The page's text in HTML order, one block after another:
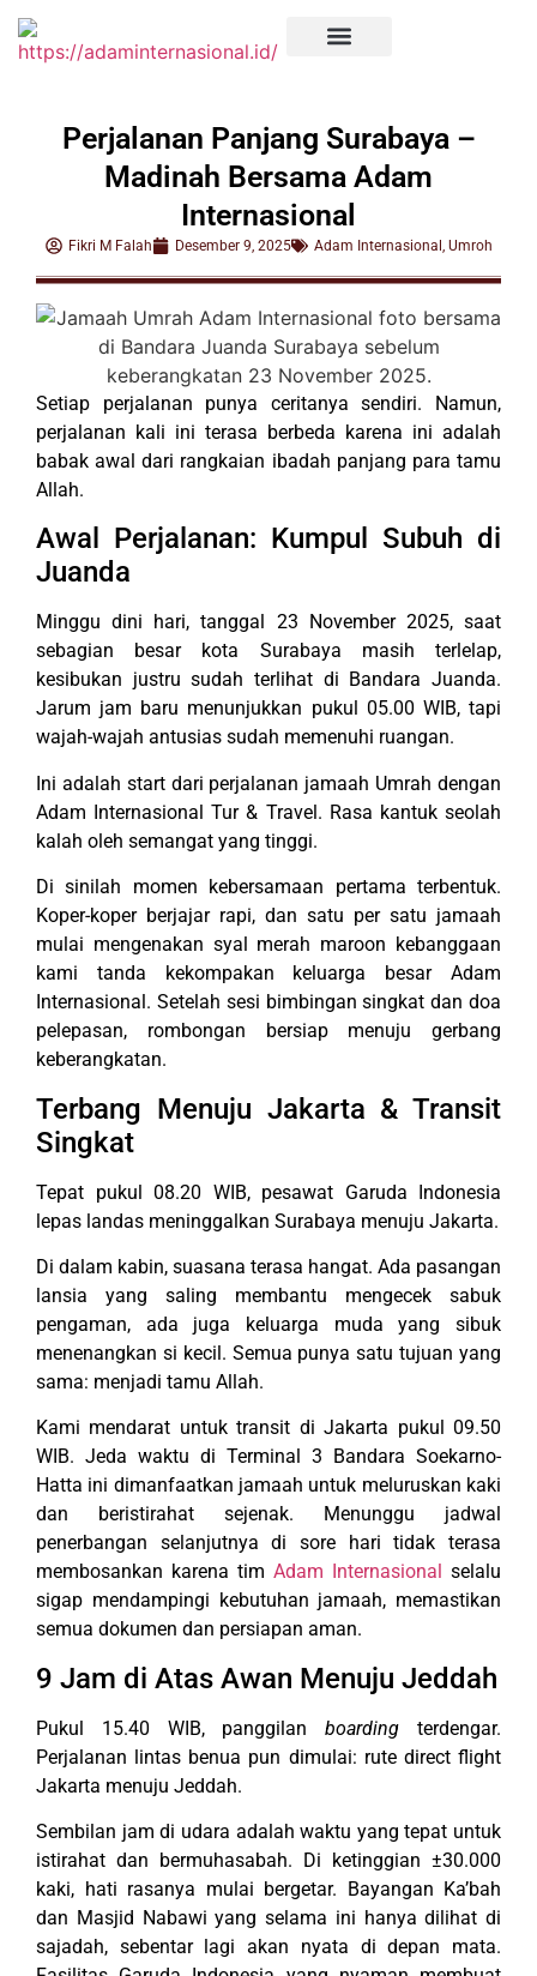
Perjalanan Panjang Surabaya –
Madinah Bersama Adam
Internasional
Fikri M Falah Desember 9, 2025 Adam Internasional , Umroh
Setiap perjalanan punya ceritanya sendiri. Namun,
perjalanan kali ini terasa berbeda karena ini adalah
babak awal dari rangkaian ibadah panjang para tamu
Allah.
Awal Perjalanan: Kumpul Subuh di
Juanda
Minggu dini hari, tanggal 23 November 2025, saat
sebagian besar kota Surabaya masih terlelap,
kesibukan justru sudah terlihat di Bandara Juanda.
Jarum jam baru menunjukkan pukul 05.00 WIB, tapi
wajah-wajah antusias sudah memenuhi ruangan.
Ini adalah start dari perjalanan jamaah Umrah dengan
Adam Internasional Tur & Travel. Rasa kantuk seolah
kalah oleh semangat yang tinggi.
Di sinilah momen kebersamaan pertama terbentuk.
Koper-koper berjajar rapi, dan satu per satu jamaah
mulai mengenakan syal merah maroon kebanggaan
kami tanda kekompakan keluarga besar Adam
Internasional. Setelah sesi bimbingan singkat dan doa
pelepasan, rombongan bersiap menuju gerbang
keberangkatan.
Terbang Menuju Jakarta & Transit
Singkat
Tepat pukul 08.20 WIB, pesawat Garuda Indonesia
lepas landas meninggalkan Surabaya menuju Jakarta.
Di dalam kabin, suasana terasa hangat. Ada pasangan
lansia yang saling membantu mengecek sabuk
pengaman, ada juga keluarga muda yang sibuk
menenangkan si kecil. Semua punya satu tujuan yang
sama: menjadi tamu Allah.
Kami mendarat untuk transit di Jakarta pukul 09.50
WIB. Jeda waktu di Terminal 3 Bandara Soekarno-
Hatta ini dimanfaatkan jamaah untuk meluruskan kaki
dan beristirahat sejenak. Menunggu jadwal
penerbangan selanjutnya di sore hari tidak terasa
membosankan karena tim Adam Internasional
selalu
sigap mendampingi kebutuhan jamaah, memastikan
semua dokumen dan persiapan aman.
9 Jam di Atas Awan Menuju Jeddah
Pukul 15.40 WIB, panggilanboarding terdengar.
Perjalanan lintas benua pun dimulai: rute direct flight
Jakarta menuju Jeddah.
Sembilan jam di udara adalah waktu yang tepat untuk
istirahat dan bermuhasabah. Di ketinggian ±30.000
kaki, hati rasanya mulai bergetar. Bayangan Ka’bah
dan Masjid Nabawi yang selama ini hanya dilihat di
sajadah, sebentar lagi akan nyata di depan mata.